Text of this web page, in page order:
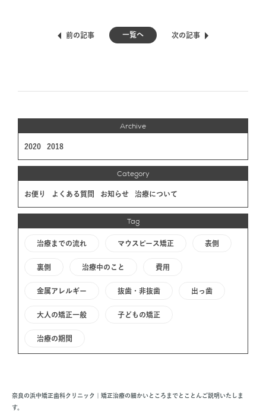
前の記事 一覧へ 次の記事
Archive
2020 2018
Category
お便り よくある質問 お知らせ 治療について
Tag
治療までの流れ マウスピース矯正 表側
裏側 治療中のこと 費用
金属アレルギー 抜歯・非抜歯 出っ歯
大人の矯正一般 子どもの矯正
治療の期間
奈良の浜中矯正歯科クリニック | 矯正治療の細かいところまでとことんご説明いたしま
す。